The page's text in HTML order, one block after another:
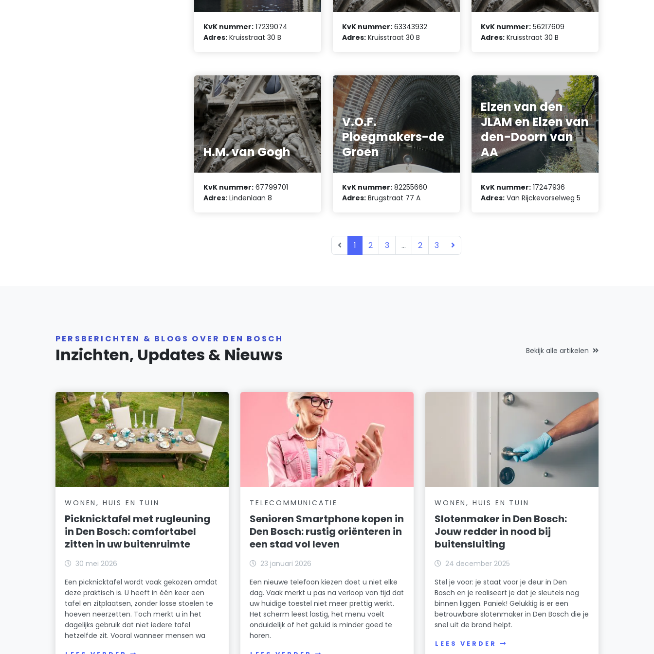
KvK nummer: 17239074
Adres: Kruisstraat 30 B
KvK nummer: 63343932
Adres: Kruisstraat 30 B
KvK nummer: 56217609
Adres: Kruisstraat 30 B
H.M. van Gogh
KvK nummer: 67799701
Adres: Lindenlaan 8
V.O.F.
Ploegmakers-de
Groen
KvK nummer: 82255660
Adres: Brugstraat 77 A
Elzen van den
JLAM en Elzen van
den-Doorn van
AA
KvK nummer: 17247936
Adres: Van Rijckevorselweg 5
1 2 3 ... 2 3
PERSBERICHTEN & BLOGS OVER DEN BOSCH
Inzichten, Updates & Nieuws Bekijk alle artikelen
WONEN, HUIS EN TUIN
Picknicktafel met rugleuning
in Den Bosch: comfortabel
zitten in uw buitenruimte
30 mei 2026
Een picknicktafel wordt vaak gekozen omdat
deze praktisch is. U heeft in één keer een
tafel en zitplaatsen, zonder losse stoelen te
hoeven neerzetten. Toch merkt u in het
dagelijks gebruik dat niet iedere tafel
hetzelfde zit. Vooral wanneer mensen wa
TELECOMMUNICATIE
Senioren Smartphone kopen in
Den Bosch: rustig oriënteren in
een stad vol leven
23 januari 2026
Een nieuwe telefoon kiezen doet u niet elke
dag. Vaak merkt u pas na verloop van tijd dat
uw huidige toestel niet meer prettig werkt.
Het scherm leest lastig, het menu voelt
onduidelijk of het geluid is minder goed te
horen.
WONEN, HUIS EN TUIN
Slotenmaker in Den Bosch:
Jouw redder in nood bij
buitensluiting
24 december 2025
Stel je voor: je staat voor je deur in Den
Bosch en je realiseert je dat je sleutels nog
binnen liggen. Paniek! Gelukkig is er een
betrouwbare slotenmaker in Den Bosch die je
snel uit de brand helpt.
LEES VERDER